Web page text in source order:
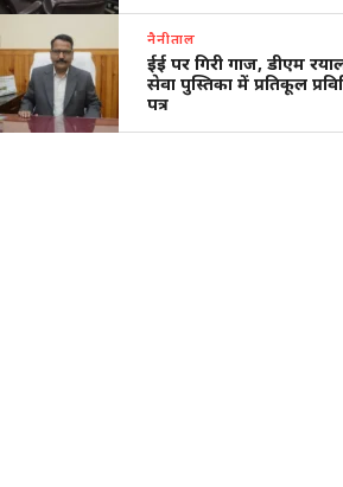
नैनीताल
ईई पर गिरी गाज, डीएम
सेवा पुस्तिका में प्रतिकूल
पत्र